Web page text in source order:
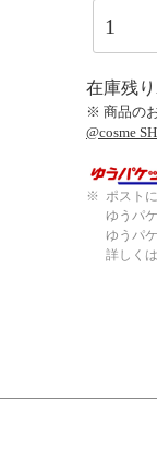
在庫残
※ 商品の
@cosme
※ ポスト
ゆうパ
ゆうパ
詳しくは